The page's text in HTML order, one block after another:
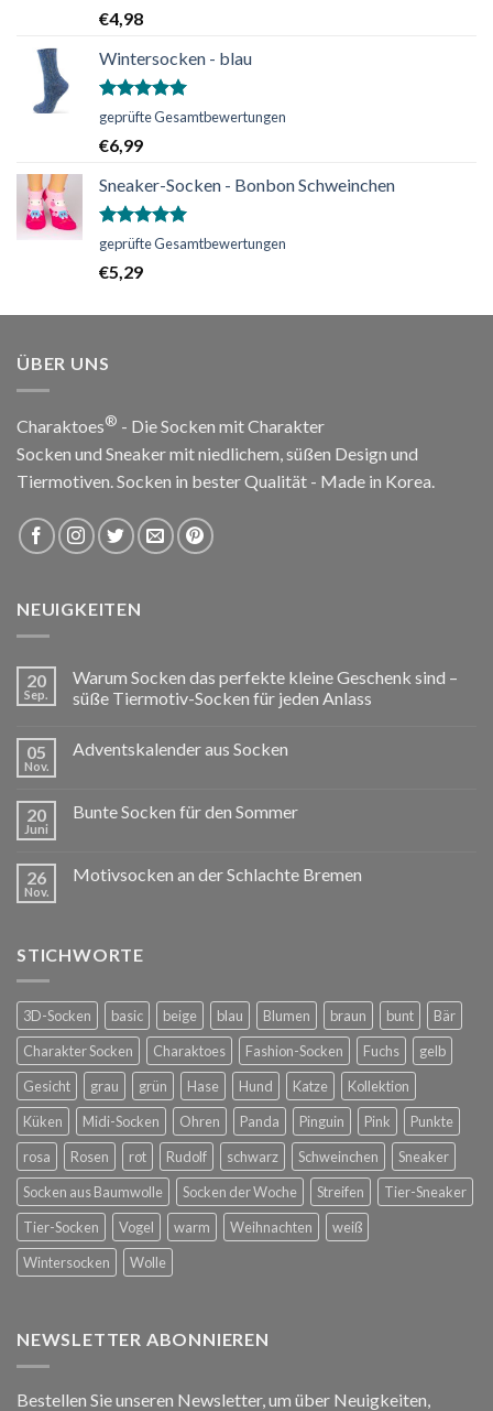
von 5
€4,98
Wintersocken - blau
Bewertet
von 5
geprüfte Gesamtbewertungen
€6,99
Sneaker-Socken - Bonbon Schweinchen
Bewertet
von 5
geprüfte Gesamtbewertungen
€5,29
ÜBER UNS
Charaktoes® - Die Socken mit Charakter
Socken und Sneaker mit niedlichem, süßen Design und
Tiermotiven. Socken in bester Qualität - Made in Korea.
NEUIGKEITEN
20
Sep.
Warum Socken das perfekte kleine Geschenk sind –
süße Tiermotiv-Socken für jeden Anlass
05
Nov.
Adventskalender aus Socken
20
Juni
Bunte Socken für den Sommer
26
Nov.
Motivsocken an der Schlachte Bremen
STICHWORTE
3D-Socken basic beige blau Blumen braun bunt
Bär
Charakter Socken
Charaktoes Fashion-Socken Fuchs
gelb
Gesicht
grau grün Hase Hund Katze
Kollektion
Küken
Midi-Socken Ohren Panda Pinguin Pink
Punkte
rosa
Rosen rot Rudolf schwarz Schweinchen
Sneaker
Socken aus Baumwolle
Socken der Woche Streifen
Tier-Sneaker
Tier-Socken
Vogel warm Weihnachten
weiß
Wintersocken
Wolle
NEWSLETTER ABONNIEREN
Bestellen Sie unseren Newsletter, um über Neuigkeiten,